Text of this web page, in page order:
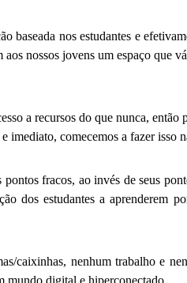
baseada nos estudantes e
nossos jovens um espaço que
a recursos do que nunca,
imediato, comecemos a fazer isso
pontos fracos, ao invés de seus
dos estudantes a aprenderem
caixinhas, nenhum trabalho e
mundo digital e hiperconectado.